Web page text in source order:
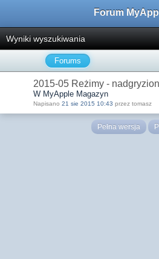
Forum
Wyniki wyszukiwania
Forums
2015-05 Reżimy -
W MyApple Magazyn
Napisano 21 sie 2015 10:43 przez tomasz
Pełna wersja